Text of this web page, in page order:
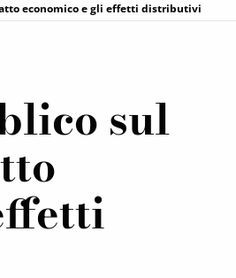
economico e gli effetti distributivi
sul